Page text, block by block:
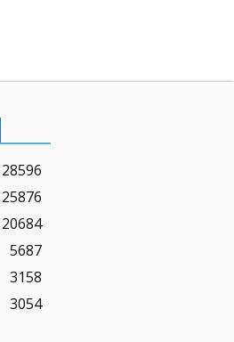
28596
25876
20684
5687
3158
3054